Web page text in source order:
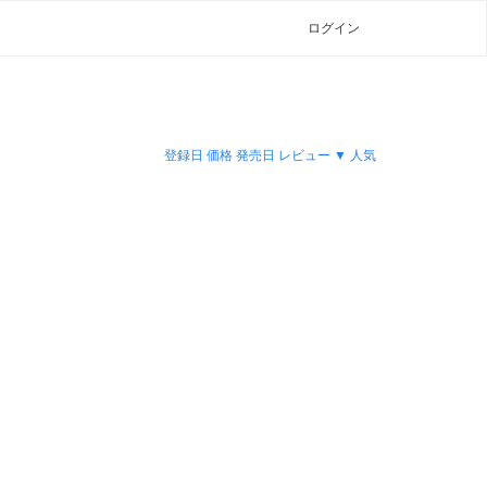
ログイン
登録日 価格 発売日 レビュー ▼ 人気